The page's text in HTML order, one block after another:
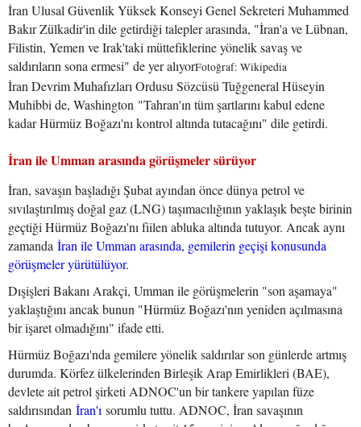
İran Ulusal Güvenlik Yüksek Konseyi Genel Sekreteri Muhammed
Bakır Zülkadir'in dile getirdiği talepler arasında, "İran'a ve Lübnan,
Filistin, Yemen ve Irak'taki müttefiklerine yönelik savaş ve
saldırıların sona ermesi" de yer alıyorFotoğraf: Wikipedia
İran Devrim Muhafızları Ordusu Sözcüsü Tuğgeneral Hüseyin
Muhibbi de, Washington "Tahran'ın tüm şartlarını kabul edene
kadar Hürmüz Boğazı'nı kontrol altında tutacağını" dile getirdi.
İran ile Umman arasında görüşmeler sürüyor
İran, savaşın başladığı Şubat ayından önce dünya petrol ve
sıvılaştırılmış doğal gaz (LNG) taşımacılığının yaklaşık beşte birinin
geçtiği Hürmüz Boğazı'nı fiilen abluka altında tutuyor. Ancak aynı
zamanda İran ile Umman arasında, gemilerin geçişi konusunda
görüşmeler yürütülüyor.
Dışişleri Bakanı Arakçi, Umman ile görüşmelerin "son aşamaya"
yaklaştığını ancak bunun "Hürmüz Boğazı'nın yeniden açılmasına
bir işaret olmadığını" ifade etti.
Hürmüz Boğazı'nda gemilere yönelik saldırılar son günlerde artmış
durumda. Körfez ülkelerinden Birleşik Arap Emirlikleri (BAE),
devlete ait petrol şirketi ADNOC'un bir tankere yapılan füze
saldırısından İran'ı sorumlu tuttu. ADNOC, İran savaşının